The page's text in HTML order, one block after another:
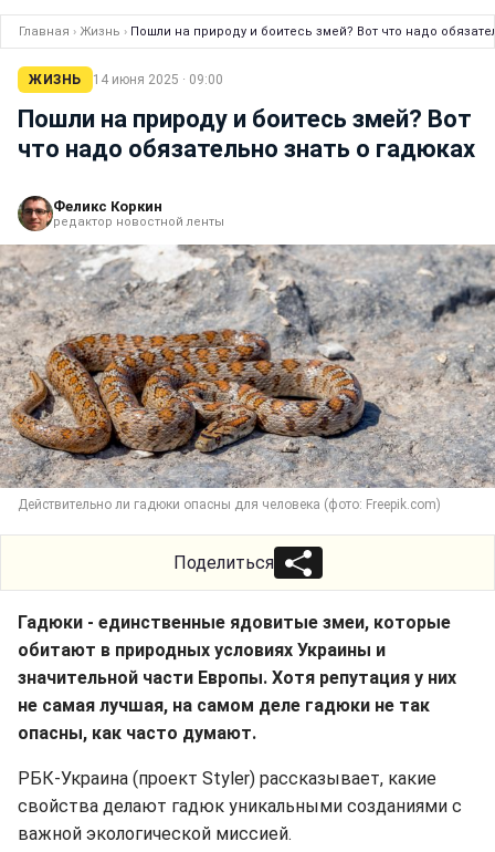
Главная › Жизнь › Пошли на природу и боитесь змей? Вот что надо
ЖИЗНЬ 14 июня 2025 · 09:00
Пошли на природу и боитесь змей? Вот
что надо обязательно знать о гадюках
Феликс Коркин
редактор новостной ленты
Действительно ли гадюки опасны для человека (фото: Freepik.com)
Поделиться
Гадюки - единственные ядовитые змеи, которые
обитают в природных условиях Украины и
значительной части Европы. Хотя репутация у них
не самая лучшая, на самом деле гадюки не так
опасны, как часто думают.
РБК-Украина (проект Styler) рассказывает, какие
свойства делают гадюк уникальными созданиями с
важной экологической миссией.